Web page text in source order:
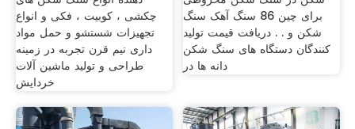
چکشی ، کوبیت ، فکی و انواع
تجهیزات شستشو و حمل مواد
داری نيم قرن تجربه در زمينه
طراحی و توليد ماشين آلات
خردايش
برای چین 86 سنگ آهک سنگ
شکن و . . دریافت قیمت تولید
کنندگان دستگاه های سنگ شکن
دانه ها در